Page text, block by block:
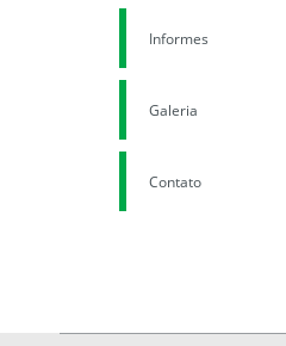
Informes
Galeria
Contato